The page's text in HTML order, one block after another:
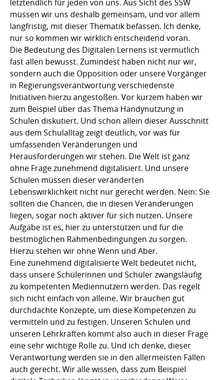
letztendlich für jeden von uns. Aus Sicht des SSW
müssen wir uns deshalb gemeinsam, und vor allem
langfristig, mit dieser Thematik befassen. Ich denke,
nur so kommen wir wirklich entscheidend voran.
Die Bedeutung des Digitalen Lernens ist vermutlich
fast allen bewusst. Zumindest haben nicht nur wir,
sondern auch die Opposition oder unsere Vorgänger
in Regierungsverantwortung verschiedenste
Initiativen hierzu angestoßen. Vor kurzem haben wir
zum Beispiel über das Thema Handynutzung in
Schulen diskutiert. Und schon allein dieser Ausschnitt
aus dem Schulalltag zeigt deutlich, vor was für
umfassenden Veränderungen und
Herausforderungen wir stehen. Die Welt ist ganz
ohne Frage zunehmend digitalisiert. Und unsere
Schulen müssen dieser veränderten
Lebenswirklichkeit nicht nur gerecht werden. Nein: Sie
sollten die Chancen, die in diesen Veränderungen
liegen, sogar noch aktiver für sich nutzen. Unsere
Aufgabe ist es, hier zu unterstützen und für die
bestmöglichen Rahmenbedingungen zu sorgen.
Hierzu stehen wir ohne Wenn und Aber.
Eine zunehmend digitalisierte Welt bedeutet nicht,
dass unsere Schülerinnen und Schüler zwangsläufig
zu kompetenten Mediennutzern werden. Das regelt
sich nicht einfach von alleine. Wir brauchen gut
durchdachte Konzepte, um diese Kompetenzen zu
vermitteln und zu festigen. Unseren Schulen und
unseren Lehrkräften kommt also auch in dieser Frage
eine sehr wichtige Rolle zu. Und ich denke, dieser
Verantwortung werden sie in den allermeisten Fällen
auch gerecht. Wir alle wissen, dass zum Beispiel